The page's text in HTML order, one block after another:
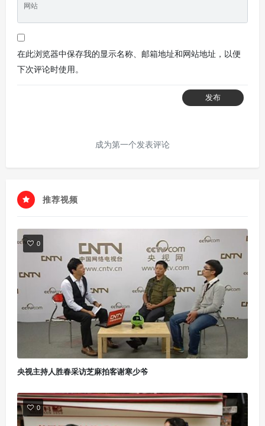
网站
在此浏览器中保存我的显示名称、邮箱地址和网站地址，以便
下次评论时使用。
发布
成为第一个发表评论
推荐视频
0
央视主持人胜春采访芝麻拍客谢寒少爷
0